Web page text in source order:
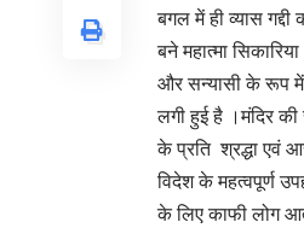
बगल में ही व्यास
बने महात्मा
और सन्यासी के रूप में
लगी हुई है ।मंदिर की
के प्रति श्रद्धा एवं
विदेश के महत्वपूर्ण
के लिए काफी लोग